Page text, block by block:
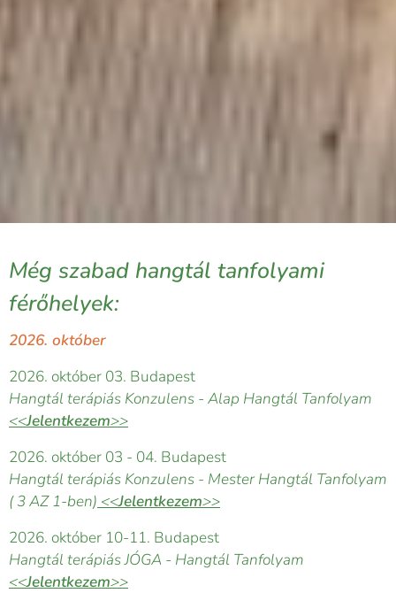
Még szabad hangtál tanfolyami
férőhelyek:
2026. október
2026. október 03. Budapest
Hangtál terápiás Konzulens - Alap Hangtál Tanfolyam
<<Jelentkezem>>
2026. október 03 - 04. Budapest
Hangtál terápiás Konzulens - Mester Hangtál Tanfolyam
( 3 AZ 1-ben) <<Jelentkezem>>
2026. október 10-11. Budapest
Hangtál terápiás JÓGA - Hangtál Tanfolyam
<<Jelentkezem>>